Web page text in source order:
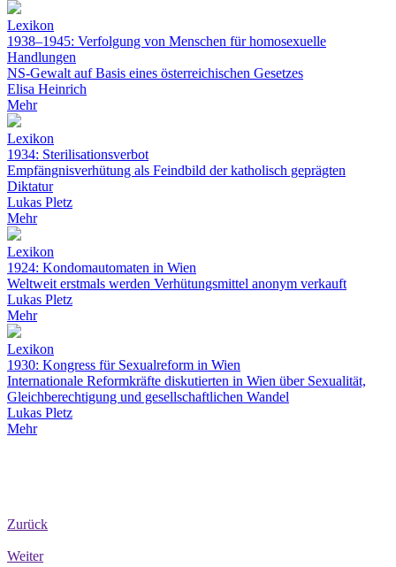
Lexikon
1938–1945: Verfolgung von Menschen für homosexuelle
Handlungen
NS-Gewalt auf Basis eines österreichischen Gesetzes
Elisa Heinrich
Mehr
Lexikon
1934: Sterilisationsverbot
Empfängnisverhütung als Feindbild der katholisch geprägten
Diktatur
Lukas Pletz
Mehr
Lexikon
1924: Kondomautomaten in Wien
Weltweit erstmals werden Verhütungsmittel anonym verkauft
Lukas Pletz
Mehr
Lexikon
1930: Kongress für Sexualreform in Wien
Internationale Reformkräfte diskutierten in Wien über Sexualität,
Gleichberechtigung und gesellschaftlichen Wandel
Lukas Pletz
Mehr
Zurück
Weiter